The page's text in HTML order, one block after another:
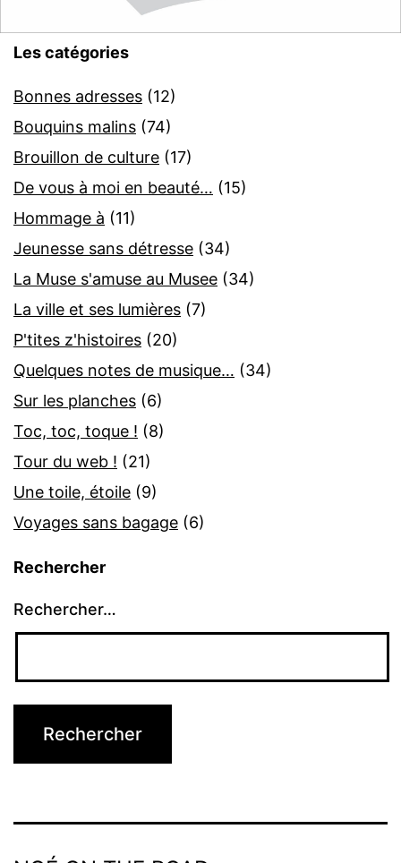
Les catégories
Bonnes adresses (12)
Bouquins malins (74)
Brouillon de culture (17)
De vous à moi en beauté… (15)
Hommage à (11)
Jeunesse sans détresse (34)
La Muse s'amuse au Musee (34)
La ville et ses lumières (7)
P'tites z'histoires (20)
Quelques notes de musique… (34)
Sur les planches (6)
Toc, toc, toque ! (8)
Tour du web ! (21)
Une toile, étoile (9)
Voyages sans bagage (6)
Rechercher
Rechercher…